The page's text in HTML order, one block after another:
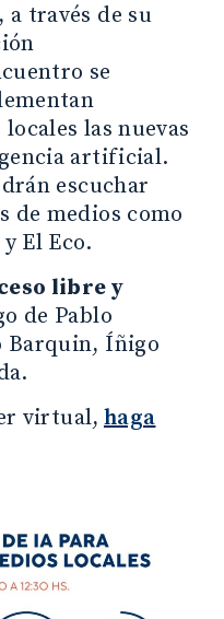
a través de su
se
las nuevas
artificial.
escuchar
de medios como
El Eco.
libre y
de Pablo
Barquin, Íñigo
virtual, haga